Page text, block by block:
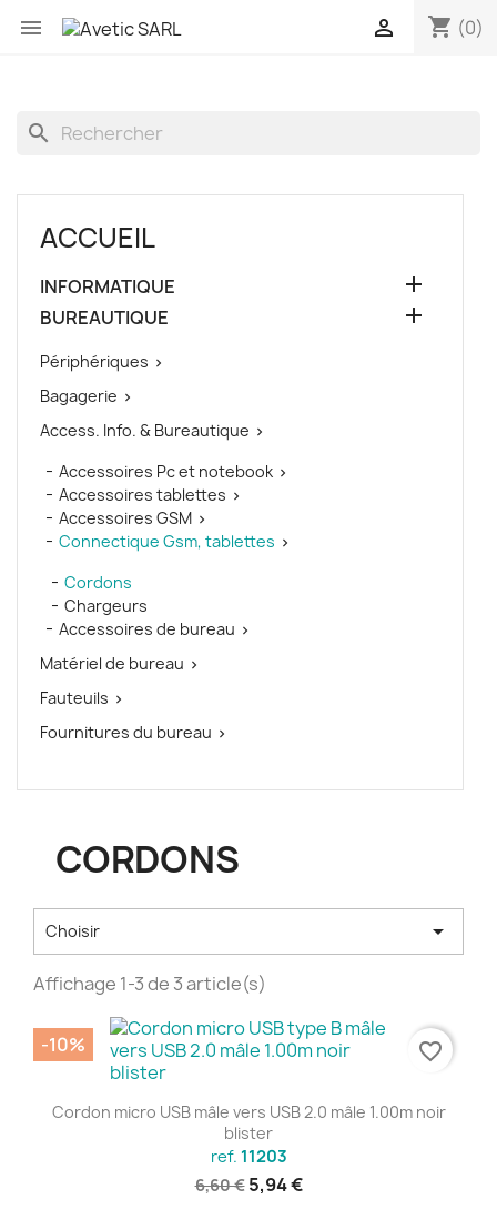
 shopping_cart (0)

search
ACCUEIL
INFORMATIQUE 
BUREAUTIQUE 
Périphériques 
Bagagerie 
Access. Info. & Bureautique 
Accessoires Pc et notebook 
Accessoires tablettes 
Accessoires GSM 
Connectique Gsm, tablettes 
Cordons
Chargeurs
Accessoires de bureau 
Matériel de bureau 
Fauteuils 
Fournitures du bureau 
CORDONS
Choisir 
Affichage 1-3 de 3 article(s)
Cordon micro USB mâle vers USB 2.0 mâle 1.00m noir
blister
ref. 11203
6,60 € 5,94 €
-10% favorite_border